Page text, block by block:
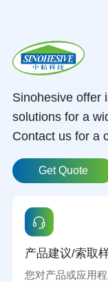
Sinohesive offer
solutions for a
Contact us for a
Get Quote
产品建议/索取
您对产品或应用